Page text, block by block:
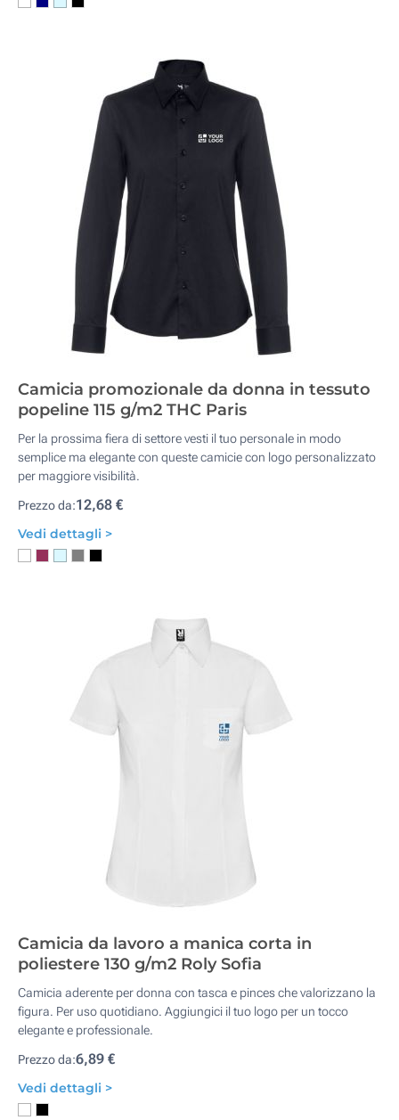
Camicia promozionale da donna in tessuto
popeline 115 g/m2 THC Paris
Per la prossima fiera di settore vesti il tuo personale in modo
semplice ma elegante con queste camicie con logo personalizzato
per maggiore visibilità.
Prezzo da:12,68 €
Vedi dettagli >
Camicia da lavoro a manica corta in
poliestere 130 g/m2 Roly Sofia
Camicia aderente per donna con tasca e pinces che valorizzano la
figura. Per uso quotidiano. Aggiungici il tuo logo per un tocco
elegante e professionale.
Prezzo da:6,89 €
Vedi dettagli >